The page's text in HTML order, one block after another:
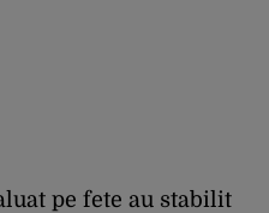
pe fete au stabilit